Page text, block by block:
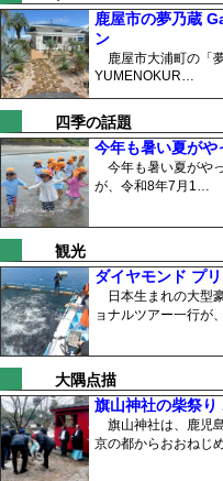
鹿屋市の夢乃蔵
ン
鹿屋市大浦町の「
YUMENOKUR…
四季の話題
今年も暑い夏が
今年も暑い夏がや
が、令和8年7月1…
観光
ダイヤモンド プ
日本生まれの大型
ョナルツアー一行が
大隅点描
旗山神社の柴祭
旗山神社は、鹿児
京の都からおおねじ